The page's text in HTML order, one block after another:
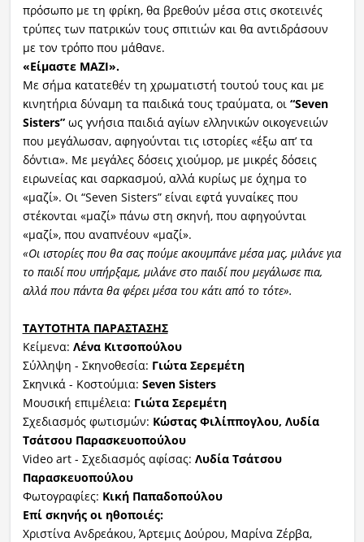
πρόσωπο με τη φρίκη, θα βρεθούν μέσα στις σκοτεινές
τρύπες των πατρικών τους σπιτιών και θα αντιδράσουν
με τον τρόπο που μάθανε.
«Είμαστε ΜΑΖΙ».
Με σήμα κατατεθέν τη χρωματιστή τουτού τους και με
κινητήρια δύναμη τα παιδικά τους τραύματα, οι “Seven
Sisters”ως γνήσια παιδιά αγίων ελληνικών οικογενειών
που μεγάλωσαν, αφηγούνται τις ιστορίες «έξω απ’ τα
δόντια». Με μεγάλες δόσεις χιούμορ, με μικρές δόσεις
ειρωνείας και σαρκασμού, αλλά κυρίως με όχημα το
«μαζί». Οι “Seven Sisters” είναι εφτά γυναίκες που
στέκονται «μαζί» πάνω στη σκηνή, που αφηγούνται
«μαζί», που αναπνέουν «μαζί».
«Οι ιστορίες που θα σας πούμε ακουμπάνε μέσα μας, μιλάνε για
το παιδί που υπήρξαμε, μιλάνε στο παιδί που μεγάλωσε πια,
αλλά που πάντα θα φέρει μέσα του κάτι από το τότε».
ΤΑΥΤΟΤΗΤΑ ΠΑΡΑΣΤΑΣΗΣ
Κείμενα: Λένα Κιτσοπούλου
Σύλληψη - Σκηνοθεσία: Γιώτα Σερεμέτη
Σκηνικά - Κοστούμια: Seven Sisters
Μουσική επιμέλεια: Γιώτα Σερεμέτη
Σχεδιασμός φωτισμών: Κώστας Φιλίππογλου, Λυδία
Τσάτσου Παρασκευοπούλου
Video art - Σχεδιασμός αφίσας: Λυδία Τσάτσου
Παρασκευοπούλου
Φωτογραφίες: Κική Παπαδοπούλου
Επί σκηνής οι ηθοποιές:
Χριστίνα Ανδρεάκου, Άρτεμις Δούρου, Μαρίνα Ζέρβα,